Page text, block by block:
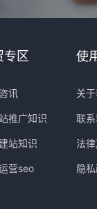
专区
讯
推广知识
站知识
营seo
使
关
联
法
隐